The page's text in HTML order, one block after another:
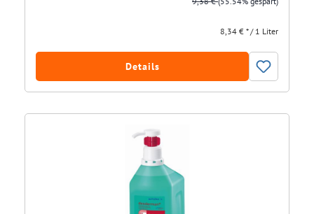
8,34 € * / 1 Liter
Details